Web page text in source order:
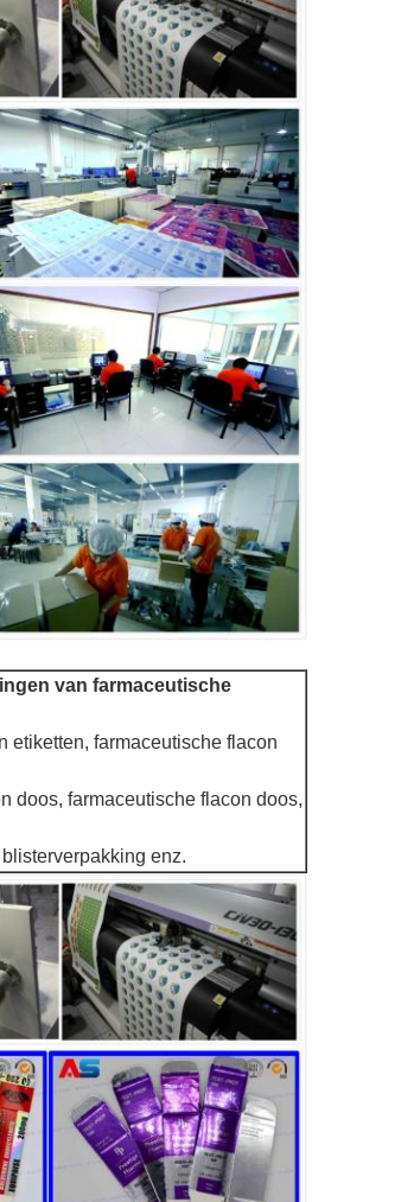
van farmaceutische
etiketten, farmaceutische flacon
doos, farmaceutische flacon doos,
enz.